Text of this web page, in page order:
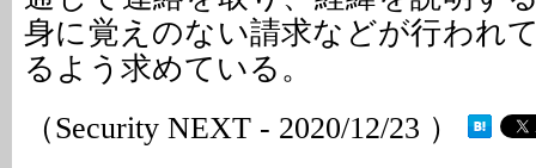
身に覚えのない請求などが行われ
るよう求めている。
（Security NEXT - 2020/12/23 ）